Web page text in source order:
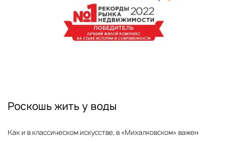
Роскошь жить у воды
Как и в классическом искусстве, в «Михалковском» важен